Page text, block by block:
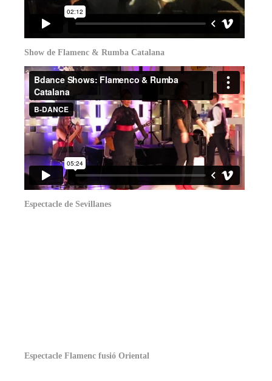
Show de Flamenc & Rumba Catalana
Espectacle de Sevillanes
Espectacle Flamenc fusió Oriental